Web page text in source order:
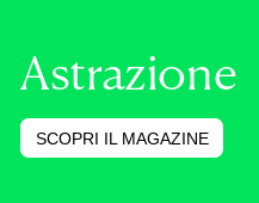
Astrazione
SCOPRI IL MAGAZINE